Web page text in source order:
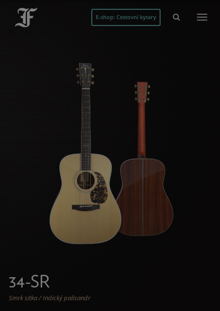
E-shop: Cestovní kytary
34-SR
Smrk sitka / Indický palisandr